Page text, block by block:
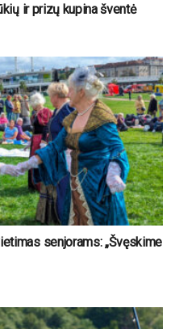
ir prizų kupina šventė
senjorams: „Švęskime